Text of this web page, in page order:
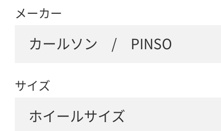
メーカー
カールソン / PINSO
サイズ
ホイールサイズ